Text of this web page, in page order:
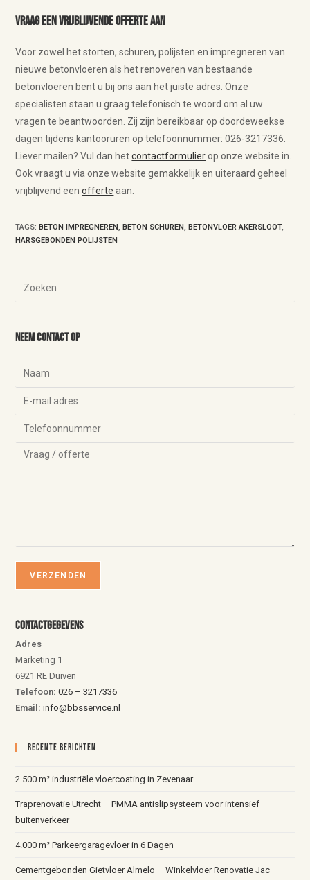
Vraag een vrijblijvende offerte aan
Voor zowel het storten, schuren, polijsten en impregneren van
nieuwe betonvloeren als het renoveren van bestaande
betonvloeren bent u bij ons aan het juiste adres. Onze
specialisten staan u graag telefonisch te woord om al uw
vragen te beantwoorden. Zij zijn bereikbaar op doordeweekse
dagen tijdens kantooruren op telefoonnummer: 026-3217336.
Liever mailen? Vul dan hetcontactformulierop onze website in.
Ook vraagt u via onze website gemakkelijk en uiteraard geheel
vrijblijvend eenofferte aan.
TAGS: BETON IMPREGNEREN, BETON SCHUREN, BETONVLOER AKERSLOOT,
HARSGEBONDEN POLIJSTEN
Neem contact op
Contactgegevens
Adres
Marketing 1
6921 RE Duiven
Telefoon:026 – 3217336
Email: info@bbsservice.nl
Recente Berichten
2.500 m² industriële vloercoating in Zevenaar
Traprenovatie Utrecht – PMMA antislipsysteem voor intensief
buitenverkeer
4.000 m² Parkeergaragevloer in 6 Dagen
Cementgebonden Gietvloer Almelo – Winkelvloer Renovatie Jac